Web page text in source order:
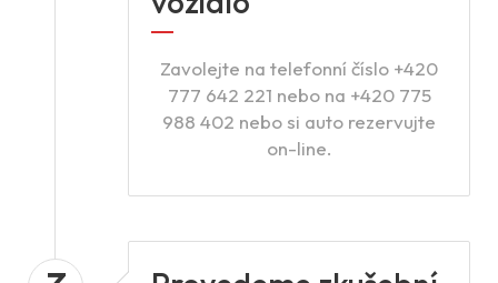
Zavolejte na telefonní číslo +420
777 642 221 nebo na +420 775
988 402 nebo si auto rezervujte
on-line.